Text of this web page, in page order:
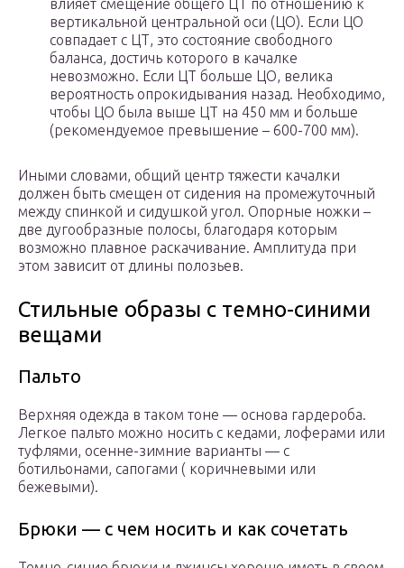
влияет смещение общего ЦТ по отношению к
вертикальной центральной оси (ЦО). Если ЦО
совпадает с ЦТ, это состояние свободного
баланса, достичь которого в качалке
невозможно. Если ЦТ больше ЦО, велика
вероятность опрокидывания назад. Необходимо,
чтобы ЦО была выше ЦТ на 450 мм и больше
(рекомендуемое превышение – 600-700 мм).
Иными словами, общий центр тяжести качалки
должен быть смещен от сидения на промежуточный
между спинкой и сидушкой угол. Опорные ножки –
две дугообразные полосы, благодаря которым
возможно плавное раскачивание. Амплитуда при
этом зависит от длины полозьев.
Стильные образы с темно-синими
вещами
Пальто
Верхняя одежда в таком тоне — основа гардероба.
Легкое пальто можно носить с кедами, лоферами или
туфлями, осенне-зимние варианты — с
ботильонами, сапогами ( коричневыми или
бежевыми).
Брюки — с чем носить и как сочетать